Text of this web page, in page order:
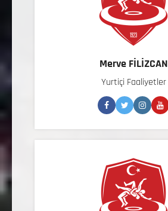
Merve FİLİZCAN
Yurtiçi Faaliyetler